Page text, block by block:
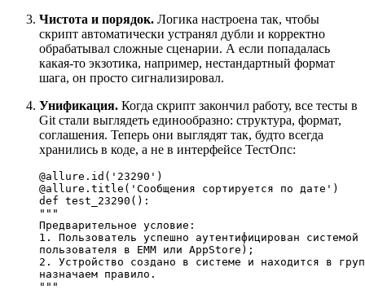
Чистота и порядок. Логика настроена так, чтобы
скрипт автоматически устранял дубли и корректно
обрабатывал сложные сценарии. А если попадалась
какая-то экзотика, например, нестандартный формат
шага, он просто сигнализировал.
Унификация. Когда скрипт закончил работу, все тесты в
Git стали выглядеть единообразно: структура, формат,
соглашения. Теперь они выглядят так, будто всегда
хранились в коде, а не в интерфейсе ТестОпс:
@allure.id( '23290' )
@allure.title( 'Сообщения сортируется по дате' )
def test_23290
"""
Предварительное условие:
1. Пользователь успешно аутентифицирован системой
пользователя в EMM или AppStore);
2. Устройство создано в системе и находится в
назначаем правило.
"""